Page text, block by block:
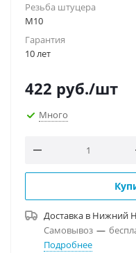
Резьба штуцера
М10
Гарантия
10 лет
422 руб./шт
Много
Доставка в Нижний
Самовывоз —
Подробнее